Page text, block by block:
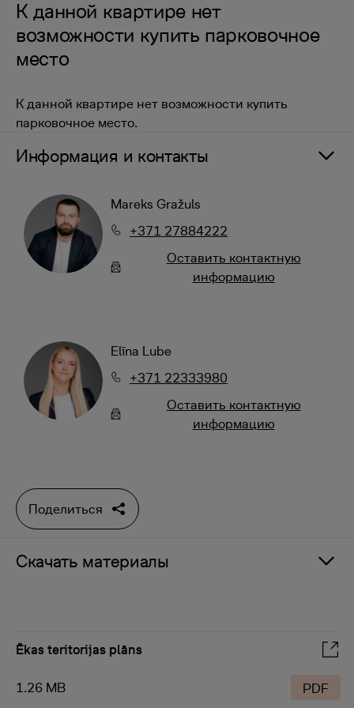
К данной квартире нет
возможности купить парковочное
место
К данной квартире нет возможности купить
парковочное место.
Информация и контакты
Mareks Gražuls
+371 27884222
Oставить контактную
информацию
Elīna Lube
+371 22333980
Oставить контактную
информацию
Поделиться
Скачать материалы
Ēkas teritorijas plāns
1.26 MB PDF